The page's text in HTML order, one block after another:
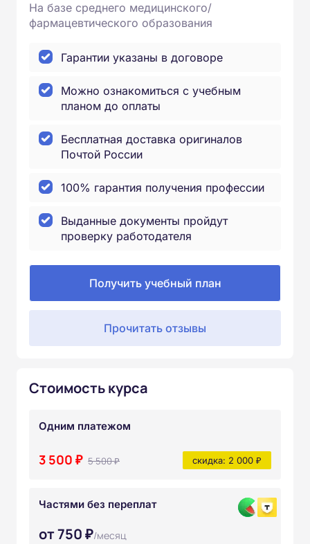
На базе среднего медицинского/
фармацевтического образования
Гарантии указаны в договоре
Можно ознакомиться с учебным
планом до оплаты
Бесплатная доставка оригиналов
Почтой России
100% гарантия получения профессии
Выданные документы пройдут
проверку работодателя
Получить учебный план
Прочитать отзывы
Стоимость курса
Одним платежом
3 500 ₽ 5 500 ₽ скидка: 2 000 ₽
Частями без переплат
от 750 ₽/месяц